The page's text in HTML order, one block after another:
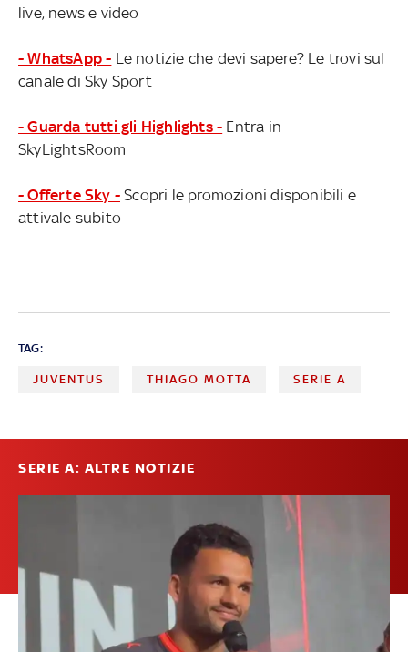
live, news e video
- WhatsApp - Le notizie che devi sapere? Le trovi sul
canale di Sky Sport
- Guarda tutti gli Highlights - Entra in
SkyLightsRoom
- Offerte Sky - Scopri le promozioni disponibili e
attivale subito
TAG:
JUVENTUS THIAGO MOTTA SERIE A
SERIE A: ALTRE NOTIZIE